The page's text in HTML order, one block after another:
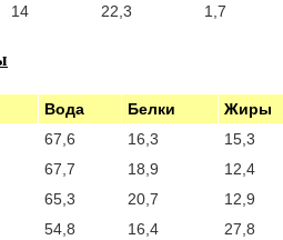
14 22,3 1,7
Вода Белки
Жиры
67,6 16,3
15,3
67,7 18,9
12,4
65,3 20,7
12,9
54,8 16,4
27,8